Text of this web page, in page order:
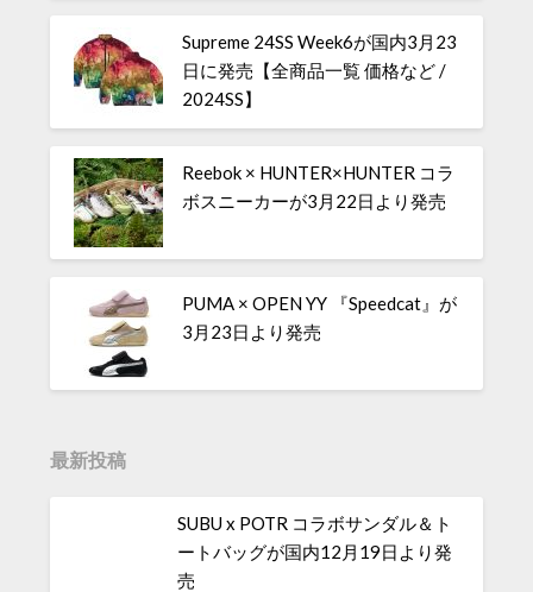
Supreme 24SS Week6が国内3月23
日に発売【全商品一覧 価格など /
2024SS】
Reebok × HUNTER×HUNTER コラ
ボスニーカーが3月22日より発売
PUMA × OPEN YY 『Speedcat』が
3月23日より発売
最新投稿
SUBU x POTR コラボサンダル＆ト
ートバッグが国内12月19日より発
売